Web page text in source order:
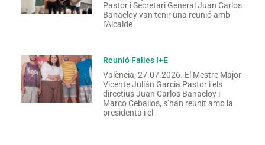
Pastor i Secretari General Juan Carlos
Banacloy van tenir una reunió amb
l’Alcalde
Reunió Falles I+E
València, 27.07.2026. El Mestre Major
Vicente Julián García Pastor i els
directius Juan Carlos Banacloy i
Marco Ceballos, s’han reunit amb la
presidenta i el